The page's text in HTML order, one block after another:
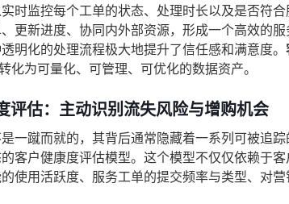
时监控每个工单的状态、处理时长以及是否符
更新进度、协同内外部资源，形成一个高效的
明化的处理流程极大地提升了信任感和满意度。
化为可量化、可管理、可优化的数据资产。
评估：主动识别流失风险与增购机会
一蹴而就的，其背后通常隐藏着一系列可被追踪
客户健康度评估模型。这个模型不仅仅依赖于
使用活跃度、服务工单的提交频率与类型、对